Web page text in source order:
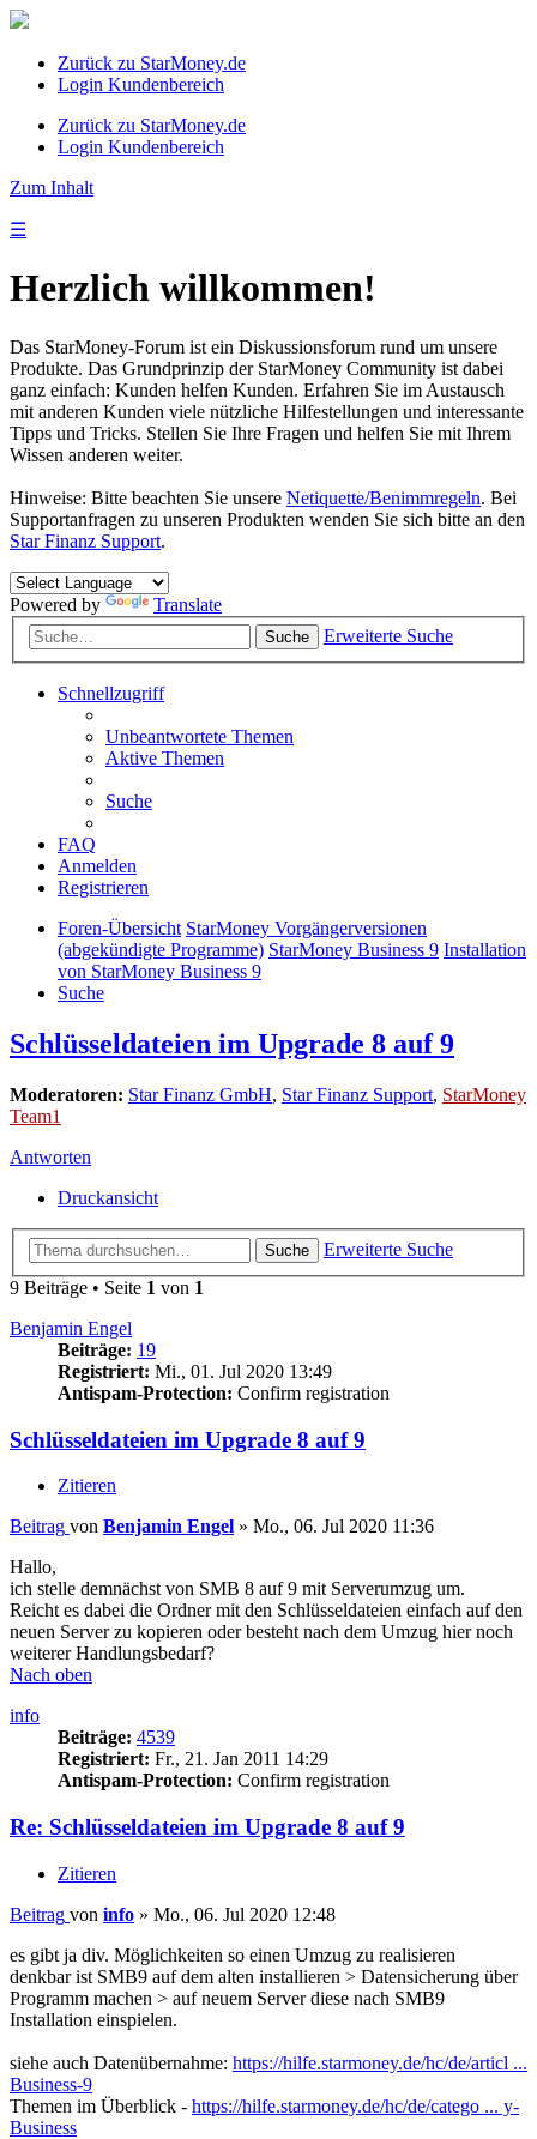
Zurück zu StarMoney.de
Login Kundenbereich
Zurück zu StarMoney.de
Login Kundenbereich
Zum Inhalt
☰
Herzlich willkommen!
Das StarMoney-Forum ist ein Diskussionsforum rund um unsere
Produkte. Das Grundprinzip der StarMoney Community ist dabei
ganz einfach: Kunden helfen Kunden. Erfahren Sie im Austausch
mit anderen Kunden viele nützliche Hilfestellungen und interessante
Tipps und Tricks. Stellen Sie Ihre Fragen und helfen Sie mit Ihrem
Wissen anderen weiter.
Hinweise: Bitte beachten Sie unsere Netiquette/Benimmregeln. Bei
Supportanfragen zu unseren Produkten wenden Sie sich bitte an den
Star Finanz Support.
Powered by Translate
Suche Erweiterte Suche
Schnellzugriff
Unbeantwortete Themen
Aktive Themen
Suche
FAQ
Anmelden
Registrieren
Foren-Übersicht StarMoney Vorgängerversionen
(abgekündigte Programme) StarMoney Business 9 Installation
von StarMoney Business 9
Suche
Schlüsseldateien im Upgrade 8 auf 9
Moderatoren: Star Finanz GmbH, Star Finanz Support, StarMoney
Team1
Antworten
Druckansicht
Suche
Erweiterte Suche
9 Beiträge • Seite 1 von 1
Benjamin Engel
Beiträge: 19
Registriert: Mi., 01. Jul 2020 13:49
Antispam-Protection: Confirm registration
Schlüsseldateien im Upgrade 8 auf 9
Zitieren
Beitrag von Benjamin Engel » Mo., 06. Jul 2020 11:36
Hallo,
ich stelle demnächst von SMB 8 auf 9 mit Serverumzug um.
Reicht es dabei die Ordner mit den Schlüsseldateien einfach auf den
neuen Server zu kopieren oder besteht nach dem Umzug hier noch
weiterer Handlungsbedarf?
Nach oben
info
Beiträge: 4539
Registriert: Fr., 21. Jan 2011 14:29
Antispam-Protection: Confirm registration
Re: Schlüsseldateien im Upgrade 8 auf 9
Zitieren
Beitrag von info » Mo., 06. Jul 2020 12:48
es gibt ja div. Möglichkeiten so einen Umzug zu realisieren
denkbar ist SMB9 auf dem alten installieren > Datensicherung über
Programm machen > auf neuem Server diese nach SMB9
Installation einspielen.
siehe auch Datenübernahme: https://hilfe.starmoney.de/hc/de/articl ...
Business-9
Themen im Überblick - https://hilfe.starmoney.de/hc/de/catego ... y-
Business